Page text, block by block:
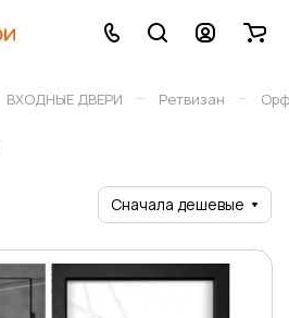
ВХОДНЫЕ ДВЕРИ – Ретвизан –
Сначала дешевые